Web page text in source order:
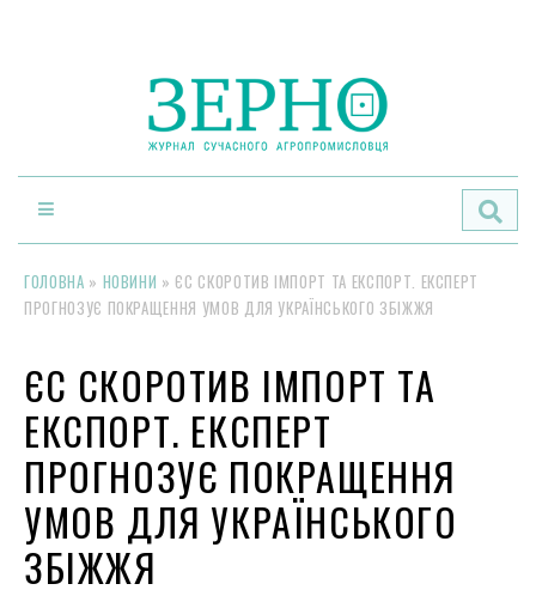
ГОЛОВНА » НОВИНИ » ЄС СКОРОТИВ ІМПОРТ ТА ЕКСПОРТ. ЕКСПЕРТ
ПРОГНОЗУЄ ПОКРАЩЕННЯ УМОВ ДЛЯ УКРАЇНСЬКОГО ЗБІЖЖЯ
ЄС СКОРОТИВ ІМПОРТ ТА
ЕКСПОРТ. ЕКСПЕРТ
ПРОГНОЗУЄ ПОКРАЩЕННЯ
УМОВ ДЛЯ УКРАЇНСЬКОГО
ЗБІЖЖЯ